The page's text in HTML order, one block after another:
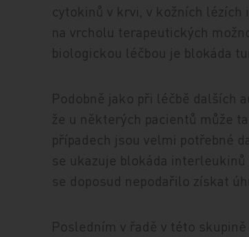
cytokinů v krvi, v kožních
na vrcholu terapeutických
biologickou léčbou je blokáda
Podobně jako při léčbě dalších
že u některých pacientů může
případech jsou velmi potřebné
se ukazuje blokáda interleukinů
se doposud nepodařilo získat
Posledním v řadě v této